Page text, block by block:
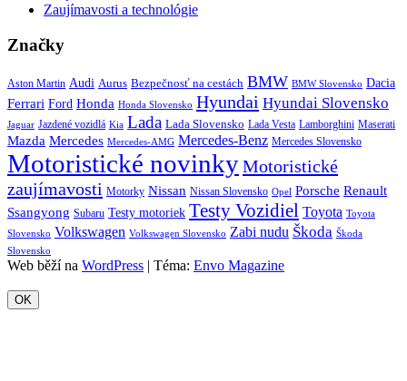
Zaujímavosti a technológie
Značky
Aston Martin Audi Aurus Bezpečnosť na cestách BMW BMW Slovensko Dacia
Ferrari Ford Honda Honda Slovensko Hyundai Hyundai Slovensko
Jaguar Jazdené vozidlá Kia Lada Lada Slovensko Lada Vesta Lamborghini Maserati
Mazda Mercedes Mercedes-AMG Mercedes-Benz Mercedes Slovensko
Motoristické novinkyMotoristické
zaujímavosti Motorky Nissan Nissan Slovensko Opel Porsche Renault
Ssangyong Subaru Testy motoriek Testy Vozidiel Toyota Toyota
Slovensko Volkswagen Volkswagen Slovensko Zabi nudu Škoda Škoda
Slovensko
Web běží na WordPress | Téma: Envo Magazine
OK